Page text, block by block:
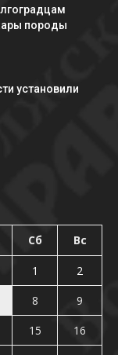
породы
установили
Сб Вс
1
2
8
9
15
16